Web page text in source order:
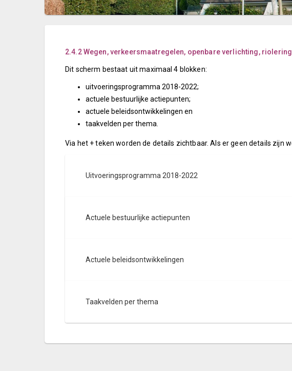
2.4.2 Wegen, verkeersmaatregelen, openbare verlichting,
Dit scherm bestaat uit maximaal 4 blokken:
uitvoeringsprogramma 2018-2022;
actuele bestuurlijke actiepunten;
actuele beleidsontwikkelingen en
taakvelden per thema.
Via het + teken worden de details zichtbaar. Als er geen details zijn
Uitvoeringsprogramma 2018-2022
Actuele bestuurlijke actiepunten
Actuele beleidsontwikkelingen
Taakvelden per thema